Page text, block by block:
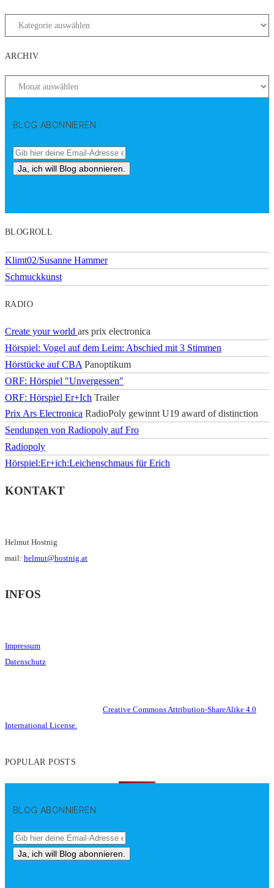
ARCHIV
BLOG ABONNIEREN
BLOGROLL
Klimt02/Susanne Hammer
Schmuckkunst
RADIO
Create your world ars prix electronica
Hörspiel: Vogel auf dem Leim: Abschied mit 3 Stimmen
Hörstücke auf CBA Panoptikum
ORF: Hörspiel "Unvergessen"
ORF: Hörspiel Er+Ich Trailer
Prix Ars Electronica RadioPoly gewinnt U19 award of distinction
Sendungen von Radiopoly auf Fro
Radiopoly
Hörspiel:Er+ich:Leichenschmaus für Erich
KONTAKT
Helmut Hostnig
mail: helmut@hostnig.at
INFOS
Impressum
Datenschutz
Creative Commons Attribution-ShareAlike 4.0
International License.
POPULAR POSTS
BLOG ABONNIEREN